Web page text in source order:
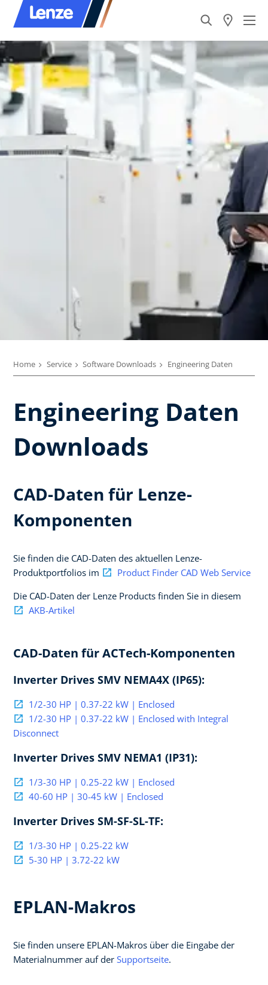
Home Service Software Downloads Engineering Daten
Engineering Daten
Downloads
CAD-Daten für Lenze-
Komponenten
Sie finden die CAD-Daten des aktuellen Lenze-
Produktportfolios im
Product Finder CAD Web Service
Die CAD-Daten der Lenze Products finden Sie in diesem
AKB-Artikel
CAD-Daten für ACTech-Komponenten
Inverter Drives SMV NEMA4X (IP65):
1/2-30 HP | 0.37-22 kW | Enclosed
1/2-30 HP | 0.37-22 kW | Enclosed with Integral
Disconnect
Inverter Drives SMV NEMA1 (IP31):
1/3-30 HP | 0.25-22 kW | Enclosed
40-60 HP | 30-45 kW | Enclosed
Inverter Drives SM-SF-SL-TF:
1/3-30 HP | 0.25-22 kW
5-30 HP | 3.72-22 kW
EPLAN-Makros
Sie finden unsere EPLAN-Makros über die Eingabe der
Materialnummer auf der Supportseite.